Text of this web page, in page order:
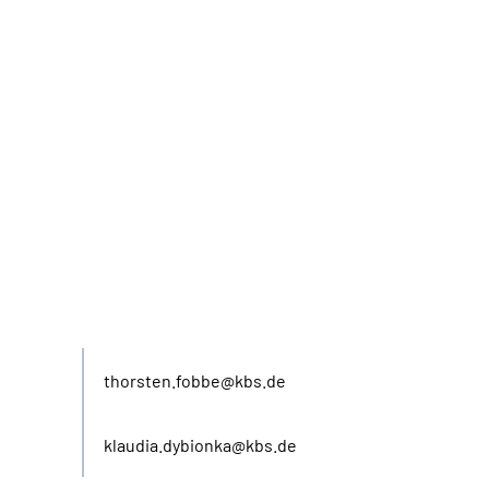
thorsten.fobbe@kbs.de
klaudia.dybionka@kbs.de